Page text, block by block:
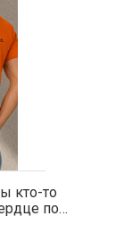
кто-то
по